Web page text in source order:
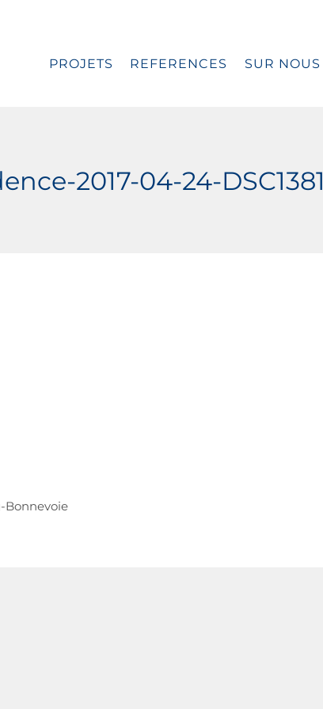
PROJETS REFERENCES SUR NOUS
2017-04-24-DSC1381
Bonnevoie